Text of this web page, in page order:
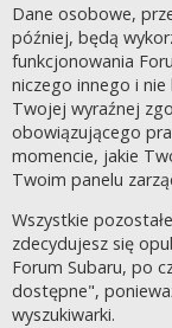
Dane osobowe,
później, będą
funkcjonowania
niczego innego i
Twojej wyraźnej
obowiązującego
momencie, jakie
Twoim panelu
Wszystkie
zdecydujesz się
Forum Subaru, po
dostępne",
wyszukiwarki.